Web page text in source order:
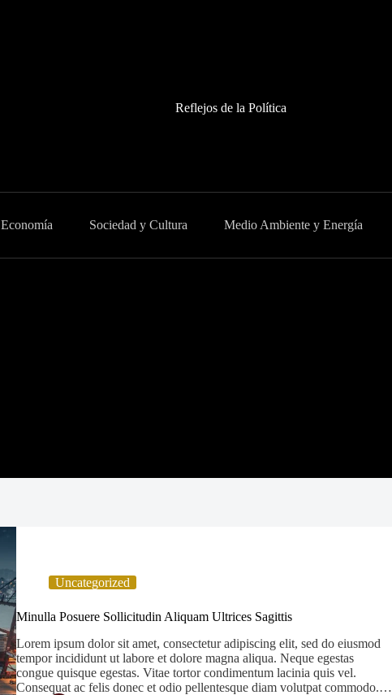
Reflejos de la Política
Economía Sociedad y Cultura Medio Ambiente y Energía
Uncategorized
Minulla Posuere Sollicitudin Aliquam Ultrices Sagittis
Lorem ipsum dolor sit amet, consectetur adipiscing elit, sed do eiusmod
tempor incididunt ut labore et dolore magna aliqua. Neque egestas
congue quisque egestas. Vitae tortor condimentum lacinia quis vel.
Consequat ac felis donec et odio pellentesque diam volutpat commodo.…